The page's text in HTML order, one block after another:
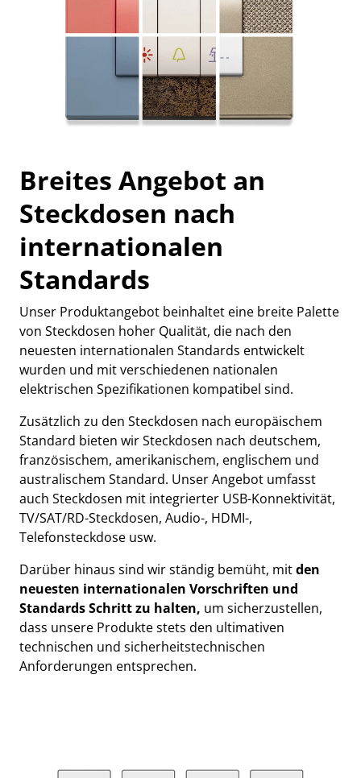
Breites Angebot an
Steckdosen nach
internationalen
Standards
Unser Produktangebot beinhaltet eine breite Palette
von Steckdosen hoher Qualität, die nach den
neuesten internationalen Standards entwickelt
wurden und mit verschiedenen nationalen
elektrischen Spezifikationen kompatibel sind.
Zusätzlich zu den Steckdosen nach europäischem
Standard bieten wir Steckdosen nach deutschem,
französischem, amerikanischem, englischem und
australischem Standard. Unser Angebot umfasst
auch Steckdosen mit integrierter USB-Konnektivität,
TV/SAT/RD-Steckdosen, Audio-, HDMI-,
Telefonsteckdose usw.
Darüber hinaus sind wir ständig bemüht, mitden
neuesten internationalen Vorschriften und
Standards Schritt zu halten, um sicherzustellen,
dass unsere Produkte stets den ultimativen
technischen und sicherheitstechnischen
Anforderungen entsprechen.